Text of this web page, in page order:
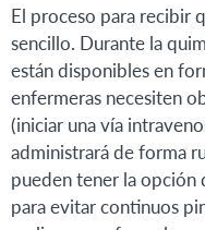
El proceso para recibir
sencillo. Durante la
están disponibles en
enfermeras necesiten
(iniciar una vía
administrará de forma
pueden tener la opción
para evitar continuos